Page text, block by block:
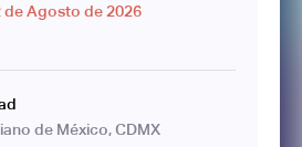
deAgosto de 2026
de México, CDMX